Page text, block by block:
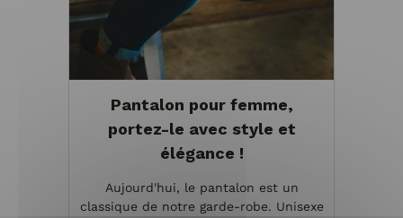
Pantalon pour femme,
portez-le avec style et
élégance !
Aujourd'hui, le pantalon est un
classique de notre garde-robe. Unisexe